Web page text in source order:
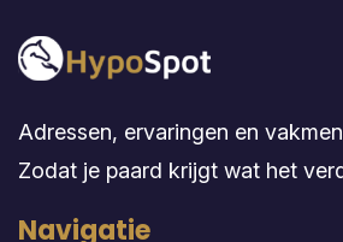
Adressen, ervaringen en
Zodat je paard krijgt wat het
Navigatie